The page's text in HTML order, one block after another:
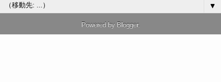
▼
Powered by Blogger.